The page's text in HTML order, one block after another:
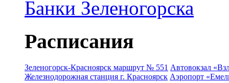
Банки Зеленогорска
Расписания
Зеленогорск-Красноярск маршрут № 551 Автовокзал
Железнодорожная станция г. Красноярск Аэропорт